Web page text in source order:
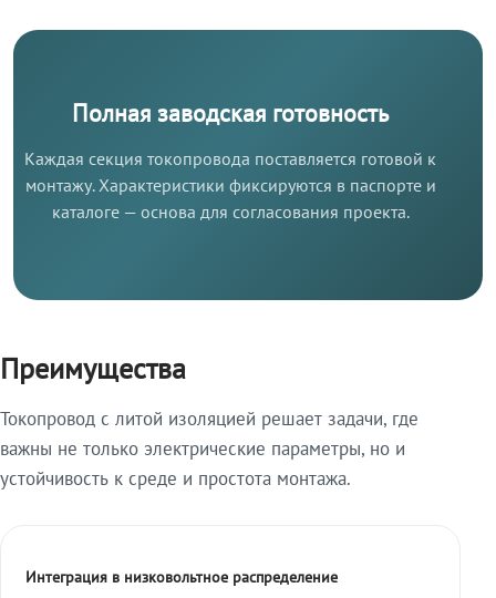
Полная заводская готовность
Каждая секция токопровода поставляется готовой к
монтажу. Характеристики фиксируются в паспорте и
каталоге — основа для согласования проекта.
Преимущества
Токопровод с литой изоляцией решает задачи, где
важны не только электрические параметры, но и
устойчивость к среде и простота монтажа.
Интеграция в низковольтное распределение